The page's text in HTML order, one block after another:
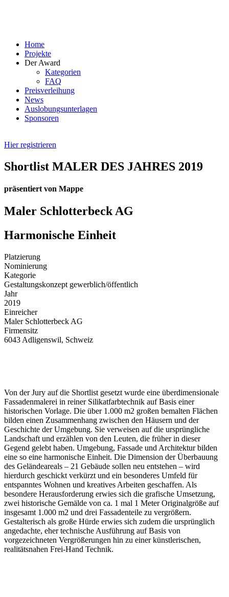
Home
Projekte
Der Award
Kategorien
FAQ
Preisverleihung
News
Auslobungsunterlagen
Sponsoren
Hier registrieren
Shortlist MALER DES JAHRES 2019
präsentiert von Mappe
Maler Schlotterbeck AG
Harmonische Einheit
Platzierung
Nominierung
Kategorie
Gestaltungskonzept gewerblich/öffentlich
Jahr
2019
Einreicher
Maler Schlotterbeck AG
Firmensitz
6043 Adligenswil, Schweiz
Von der Jury auf die Shortlist gesetzt wurde eine überdimensionale
Fassadenmalerei in reiner Silikatfarbtechnik auf Basis einer
historischen Vorlage. Die über 1.000 m2 großen bemalten Flächen
bilden einen Zusammenhang zwischen den Häusern und der
Geschichte der Umgebung. Sie verweisen auf die ursprüngliche
Landschaft und erzählen von den Leuten, die früher in dieser
Gegend gelebt haben. Umgebung, Fassade und Architektur bilden
eine so eine harmonische Einheit. Die Dimension der Überbauung
des Geländeareals – 21 Gebäude sollen neu entstehen – wird
hierdurch geschickt verkürzt und ein besonderes Umfeld für
entspanntes Wohnen und kreatives Arbeiten geschaffen. Als
besondere Herausforderung erwies sich die grafische Umsetzung,
zwei historische Gemälde von ca. 1 mal 1 Meter Originalgröße auf
insgesamt 1.000 m2 und drei Fassadenteile zu vergrößern.
Gestalterisch als große Hürde erwies sich zudem die ursprünglich
angedachte, eher technische Ausführung auf Basis von
vorgezeichneten Vergrößerungen hin zu einer künstlerischen,
realitätsnahen Frei-Hand Technik.